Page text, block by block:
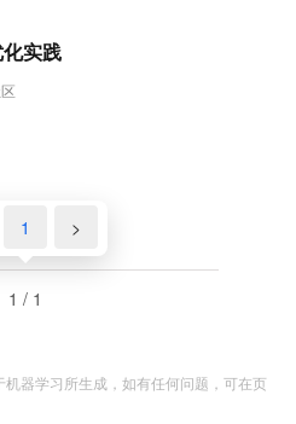
实践
1 >
1 / 1
器学习所生成，如有任何问题，可在页